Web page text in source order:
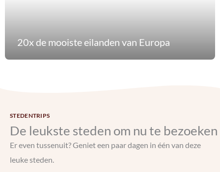
20x de mooiste eilanden van Europa
STEDENTRIPS
De leukste steden om nu te bezoeken
Er even tussenuit? Geniet een paar dagen in één van deze
leuke steden.